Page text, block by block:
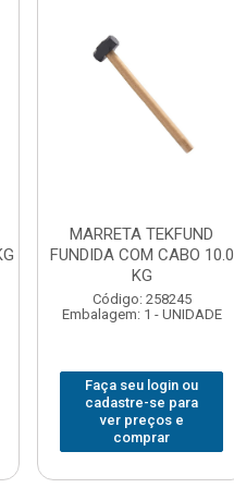
MARRETA TEKFUND
FUNDIDA COM CABO 10.0
KG
Código: 258245
Embalagem: 1 - UNIDADE
Faça seu login ou
cadastre-se para
ver preços e
comprar